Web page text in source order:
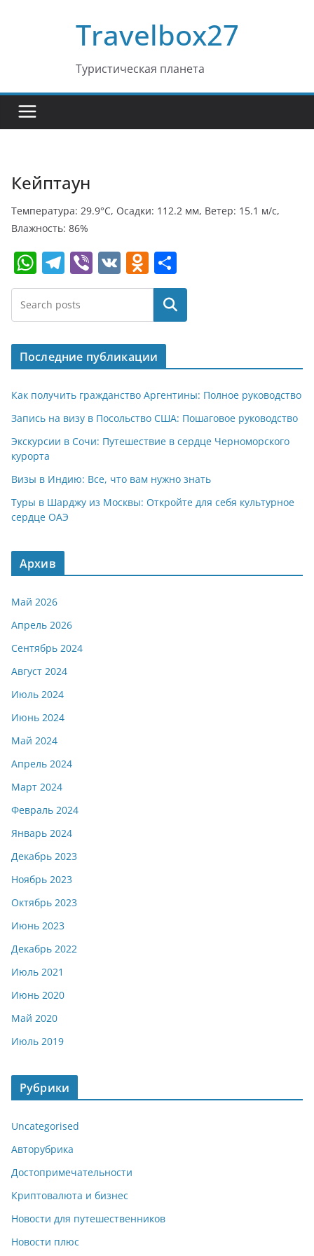
Travelbox27
Туристическая планета
Кейптаун
Температура: 29.9°C, Осадки: 112.2 мм, Ветер: 15.1 м/с,
Влажность: 86%
W
h
at
s
A
p
p
T
el
e
gr
a
m
Vi
b
V
K
O
d
o
kl
a
ss
ni
ki
т
п
р
в
и
т
ь
Поиск
Последние публикации
Как получить гражданство Аргентины: Полное руководство
Запись на визу в Посольство США: Пошаговое руководство
Экскурсии в Сочи: Путешествие в сердце Черноморского
курорта
Визы в Индию: Все, что вам нужно знать
Туры в Шарджу из Москвы: Откройте для себя культурное
сердце ОАЭ
Архив
Май 2026
Апрель 2026
Сентябрь 2024
Август 2024
Июль 2024
Июнь 2024
Май 2024
Апрель 2024
Март 2024
Февраль 2024
Январь 2024
Декабрь 2023
Ноябрь 2023
Октябрь 2023
Июнь 2023
Декабрь 2022
Июль 2021
Июнь 2020
Май 2020
Июль 2019
Рубрики
Uncategorised
Авторубрика
Достопримечательности
Криптовалюта и бизнес
Новости для путешественников
Новости плюс